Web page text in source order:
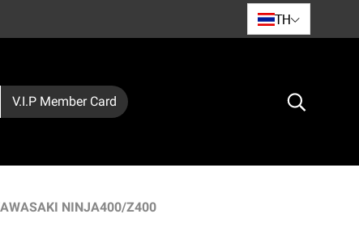
TH
V.I.P Member Card
NINJA400/Z400